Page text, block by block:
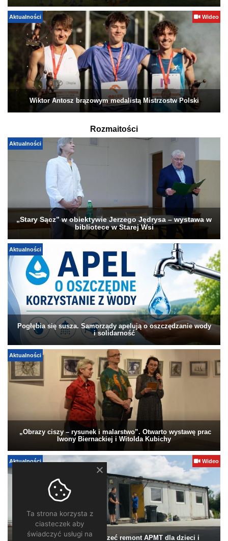
Aktualności Wideo
Wiktor Antosz brązowym medalistą Mistrzostw Polski
Rozmaitości
Aktualności
„Stary Sącz” w obiektywie Jerzego Jędrysa – wystawa w
bibliotece w Starej Wsi
Aktualności
Pogłębia się susza. Samorządy apelują o oszczędzanie wody
i solidarność
Aktualności
„Obrazy ciszy – rysunek i malarstwo”. Otwarto wystawę prac
Iwony Biernackiej i Witolda Kubichy
Aktualności Wideo
Pomagamy. Warto wesprzeć remont APMT dla dzieci i
Ta strona korzysta z
ciasteczek aby
świadczyć usługi na